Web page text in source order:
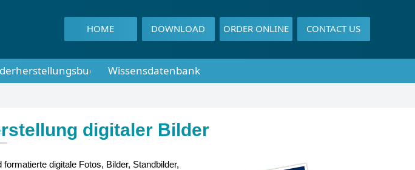
HOME DOWNLOAD ORDER ONLINE CONTACT US
Wissensdatenbank
digitaler Bilder
digitale Fotos, Bilder, Standbilder,